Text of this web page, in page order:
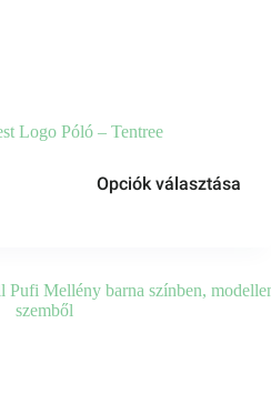
Logo Póló – Tentree
Opciók választása